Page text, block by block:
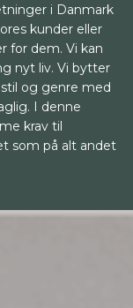
i Danmark
kunder eller
dem. Vi kan
nyt liv. Vi bytter
og genre med
I denne
krav til
som på alt andet